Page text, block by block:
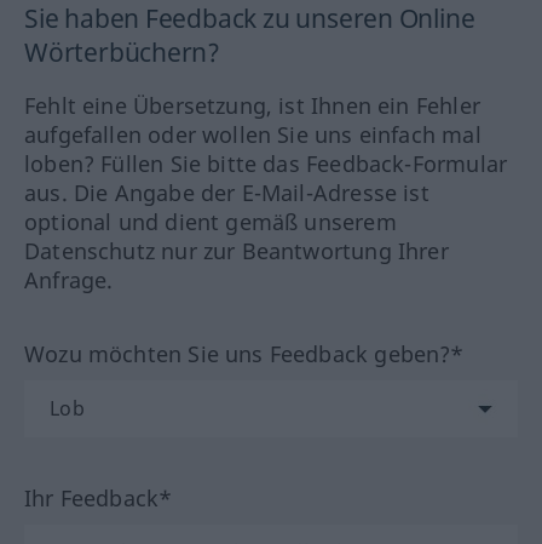
Sie haben Feedback zu unseren Online
Wörterbüchern?
Fehlt eine Übersetzung, ist Ihnen ein Fehler
aufgefallen oder wollen Sie uns einfach mal
loben? Füllen Sie bitte das Feedback-Formular
aus. Die Angabe der E-Mail-Adresse ist
optional und dient gemäß unserem
Datenschutz nur zur Beantwortung Ihrer
Anfrage.
Wozu möchten Sie uns Feedback geben?*
Ihr Feedback*